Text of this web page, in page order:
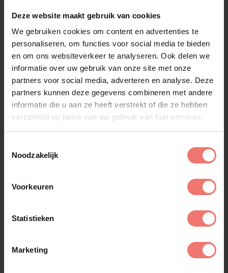
Deze website maakt gebruik van cookies
We gebruiken cookies om content en advertenties te
personaliseren, om functies voor social media te bieden
en om ons websiteverkeer te analyseren. Ook delen we
informatie over uw gebruik van onze site met onze
partners voor social media, adverteren en analyse. Deze
partners kunnen deze gegevens combineren met andere
informatie die u aan ze heeft verstrekt of die ze hebben
verzameld op basis van uw gebruik van hun services.
Noodzakelijk
Voorkeuren
Statistieken
Marketing
Vergelijkbare artiesten
Alle artiesten